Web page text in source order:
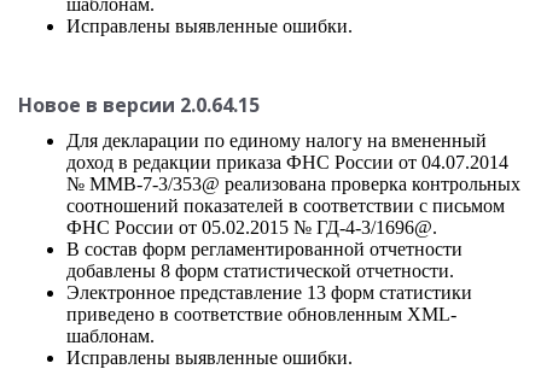
шаблонам.
Исправлены выявленные ошибки.
Новое в версии 2.0.64.15
Для декларации по единому налогу на вмененный
доход в редакции приказа ФНС России от 04.07.2014
№ ММВ-7-3/353@ реализована проверка контрольных
соотношений показателей в соответствии с письмом
ФНС России от 05.02.2015 № ГД-4-3/1696@.
В состав форм регламентированной отчетности
добавлены 8 форм статистической отчетности.
Электронное представление 13 форм статистики
приведено в соответствие обновленным XML-
шаблонам.
Исправлены выявленные ошибки.